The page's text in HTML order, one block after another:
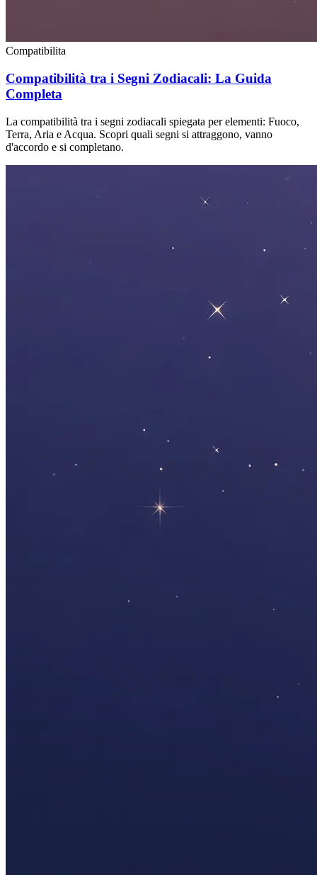
Compatibilita
Compatibilità tra i Segni Zodiacali: La Guida
Completa
La compatibilità tra i segni zodiacali spiegata per elementi: Fuoco,
Terra, Aria e Acqua. Scopri quali segni si attraggono, vanno
d'accordo e si completano.